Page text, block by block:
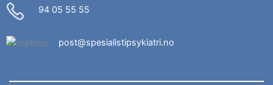
94 05 55 55
post@spesialistipsykiatri.no